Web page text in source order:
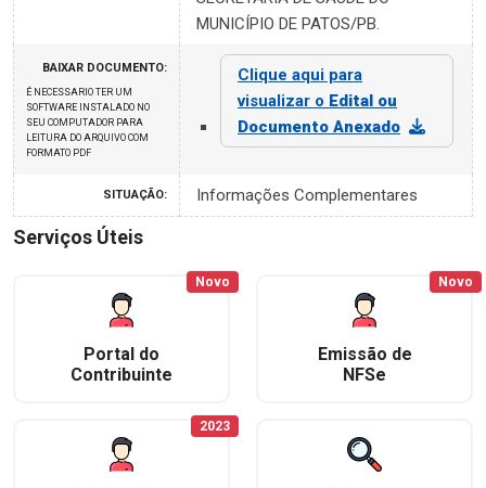
MUNICÍPIO DE PATOS/PB.
BAIXAR DOCUMENTO:
É NECESSARIO TER UM
SOFTWARE INSTALADO NO
SEU COMPUTADOR PARA
LEITURA DO ARQUIVO COM
FORMATO PDF
Clique aqui para
visualizar o Edital ou
Documento Anexado
SITUAÇÃO: Informações Complementares
Serviços Úteis
Portal do
Contribuinte
Novo
Emissão de
NFSe
Novo
2023